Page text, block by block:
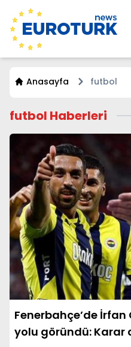
Anasayfa futbol
futbol Haberleri
Fenerbahçe’de İrfan
yolu göründü: Karar